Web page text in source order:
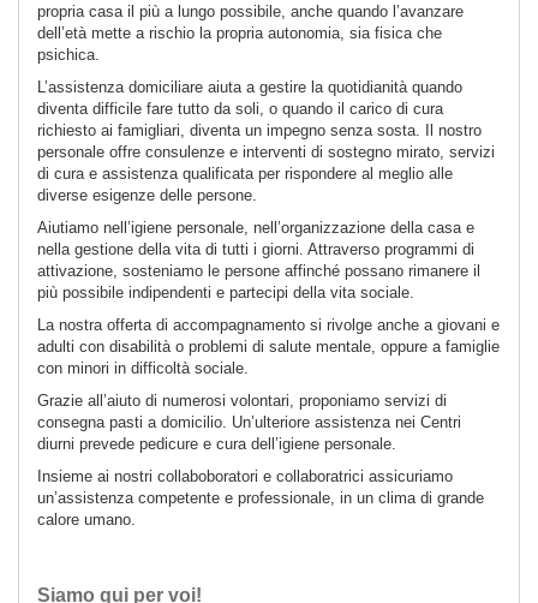
propria casa il più a lungo possibile, anche quando l’avanzare
dell’età mette a rischio la propria autonomia, sia fisica che
psichica.
L’assistenza domiciliare aiuta a gestire la quotidianità quando
diventa difficile fare tutto da soli, o quando il carico di cura
richiesto ai famigliari, diventa un impegno senza sosta. Il nostro
personale offre consulenze e interventi di sostegno mirato, servizi
di cura e assistenza qualificata per rispondere al meglio alle
diverse esigenze delle persone.
Aiutiamo nell’igiene personale, nell’organizzazione della casa e
nella gestione della vita di tutti i giorni. Attraverso programmi di
attivazione, sosteniamo le persone affinché possano rimanere il
più possibile indipendenti e partecipi della vita sociale.
La nostra offerta di accompagnamento si rivolge anche a giovani e
adulti con disabilità o problemi di salute mentale, oppure a famiglie
con minori in difficoltà sociale.
Grazie all’aiuto di numerosi volontari, proponiamo servizi di
consegna pasti a domicilio. Un’ulteriore assistenza nei Centri
diurni prevede pedicure e cura dell’igiene personale.
Insieme ai nostri collaboboratori e collaboratrici assicuriamo
un’assistenza competente e professionale, in un clima di grande
calore umano.
Siamo qui per voi!